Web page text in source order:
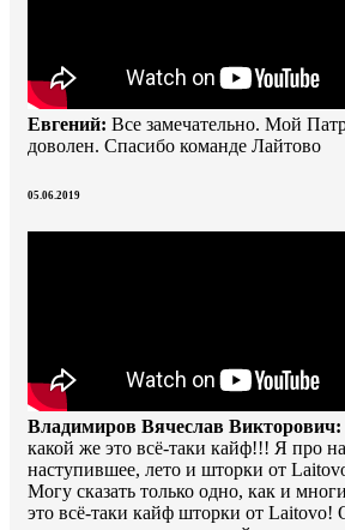
Евгений: Все замечательно. Мой
доволен. Спасибо команде Лайтово
05.06.2019
Владимиров Вячеслав Викторович:
какой же это всё-таки кайф!!! Я про
наступившее, лето и шторки от
Могу сказать только одно, как и
это всё-таки кайф шторки от Laitovo!